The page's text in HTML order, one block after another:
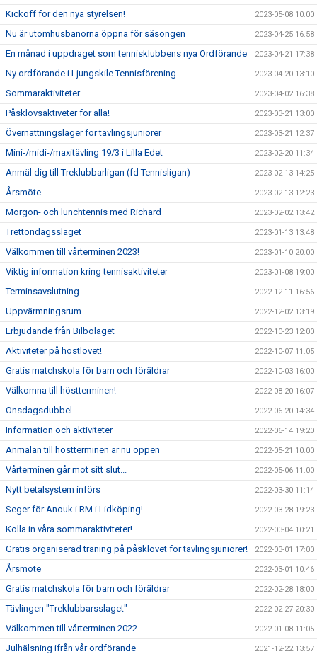
Kickoff för den nya styrelsen! 2023-05-08 10:00
Nu är utomhusbanorna öppna för säsongen 2023-04-25 16:58
En månad i uppdraget som tennisklubbens nya Ordförande 2023-04-21 17:38
Ny ordförande i Ljungskile Tennisförening 2023-04-20 13:10
Sommaraktiviteter 2023-04-02 16:38
Påsklovsaktiveter för alla! 2023-03-21 13:00
Övernattningsläger för tävlingsjuniorer 2023-03-21 12:37
Mini-/midi-/maxitävling 19/3 i Lilla Edet 2023-02-20 11:34
Anmäl dig till Treklubbarligan (fd Tennisligan) 2023-02-13 14:25
Årsmöte 2023-02-13 12:23
Morgon- och lunchtennis med Richard 2023-02-02 13:42
Trettondagsslaget 2023-01-13 13:48
Välkommen till vårterminen 2023! 2023-01-10 20:00
Viktig information kring tennisaktiviteter 2023-01-08 19:00
Terminsavslutning 2022-12-11 16:56
Uppvärmningsrum 2022-12-02 13:19
Erbjudande från Bilbolaget 2022-10-23 12:00
Aktiviteter på höstlovet! 2022-10-07 11:05
Gratis matchskola för barn och föräldrar 2022-10-03 16:00
Välkomna till höstterminen! 2022-08-20 16:07
Onsdagsdubbel 2022-06-20 14:34
Information och aktiviteter 2022-06-14 19:20
Anmälan till höstterminen är nu öppen 2022-05-21 10:00
Vårterminen går mot sitt slut... 2022-05-06 11:00
Nytt betalsystem införs 2022-03-30 11:14
Seger för Anouk i RM i Lidköping! 2022-03-28 19:23
Kolla in våra sommaraktiviteter! 2022-03-04 10:21
Gratis organiserad träning på påsklovet för tävlingsjuniorer! 2022-03-01 17:00
Årsmöte 2022-03-01 10:46
Gratis matchskola för barn och föräldrar 2022-02-28 18:00
Tävlingen "Treklubbarsslaget" 2022-02-27 20:30
Välkommen till vårterminen 2022 2022-01-08 11:05
Julhälsning ifrån vår ordförande 2021-12-22 13:57